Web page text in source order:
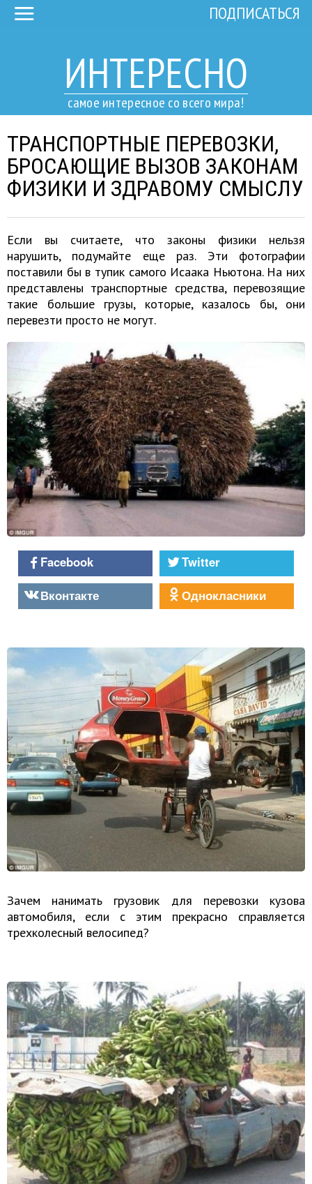
ИНТЕРЕСНО
самое интересное со всего мира!
ПОДПИСАТЬСЯ
ТРАНСПОРТНЫЕ ПЕРЕВОЗКИ,
БРОСАЮЩИЕ ВЫЗОВ ЗАКОНАМ
ФИЗИКИ И ЗДРАВОМУ СМЫСЛУ
Если вы считаете, что законы физики нельзя
нарушить, подумайте еще раз. Эти фотографии
поставили бы в тупик самого Исаака Ньютона. На них
представлены транспортные средства, перевозящие
такие большие грузы, которые, казалось бы, они
перевезти просто не могут.
Facebook
Twitter
Вконтакте
Однокласники
Зачем нанимать грузовик для перевозки кузова
автомобиля, если с этим прекрасно справляется
трехколесный велосипед?